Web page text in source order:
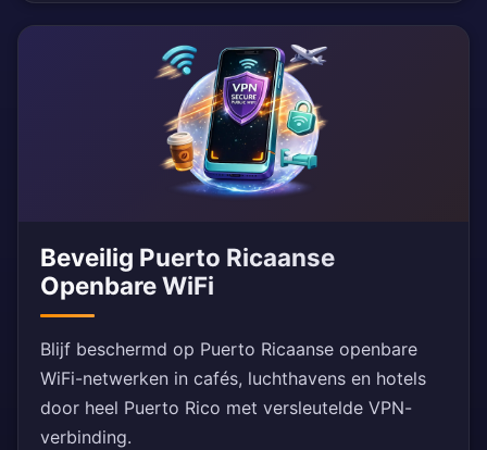
Beveilig Puerto Ricaanse
Openbare WiFi
Blijf beschermd op Puerto Ricaanse openbare
WiFi-netwerken in cafés, luchthavens en hotels
door heel Puerto Rico met versleutelde VPN-
verbinding.